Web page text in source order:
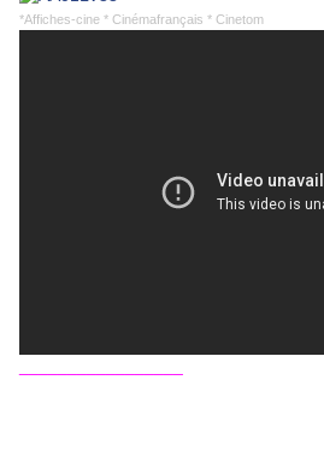
*Affiches-cine * Cinémafrançais * Cinetom